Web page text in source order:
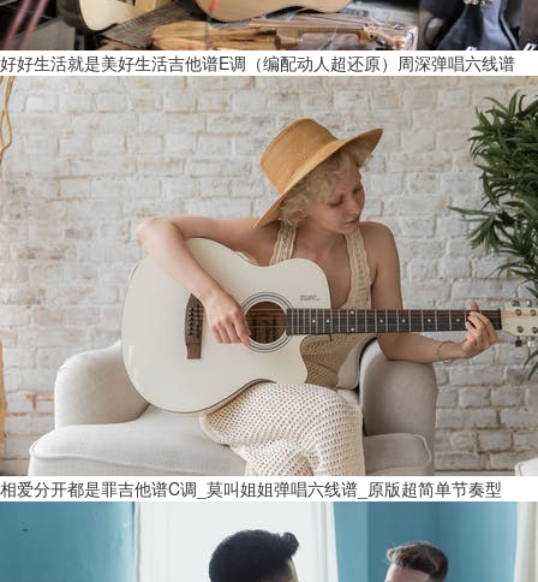
好好生活就是美好生活吉他谱E调（编配动人超还原）周深弹唱六线谱
相爱分开都是罪吉他谱C调_莫叫姐姐弹唱六线谱_原版超简单节奏型